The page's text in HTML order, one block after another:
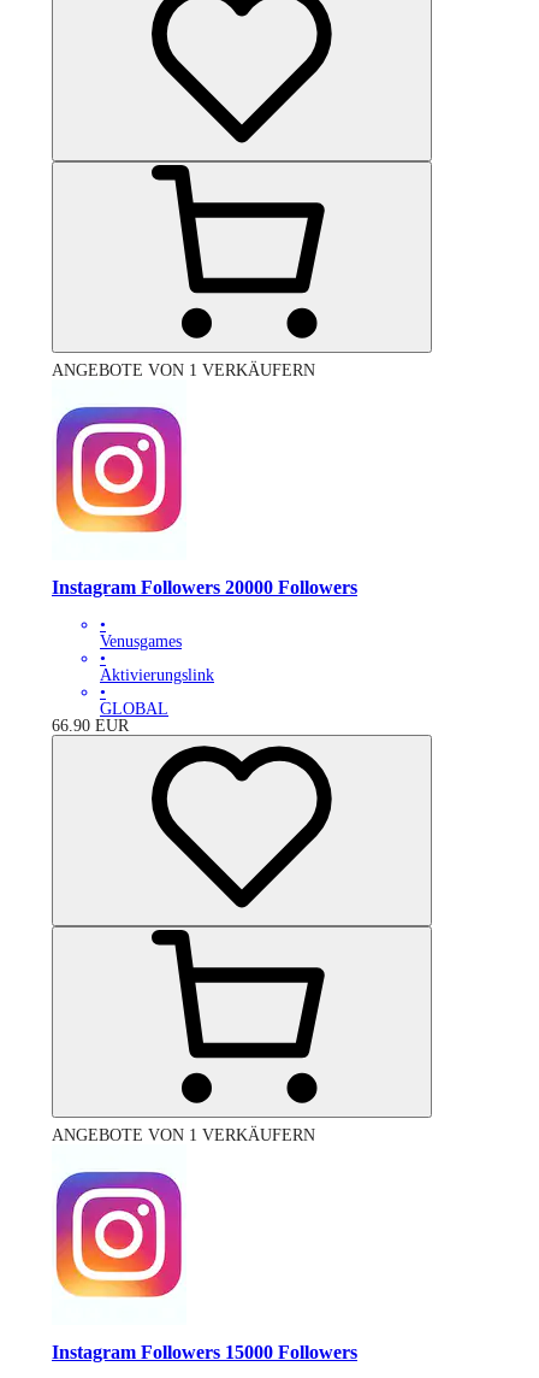
ANGEBOTE VON 1 VERKÄUFERN
Instagram Followers 20000 Followers
•
Venusgames
•
Aktivierungslink
•
GLOBAL
66.90 EUR
ANGEBOTE VON 1 VERKÄUFERN
Instagram Followers 15000 Followers